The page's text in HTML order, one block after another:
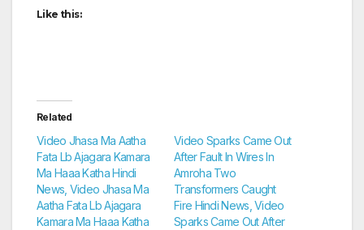
Like this:
Related
Video Jhasa Ma Aatha
Fata Lb Ajagara Kamara
Ma Haaa Katha Hindi
News, Video Jhasa Ma
Aatha Fata Lb Ajagara
Kamara Ma Haaa Katha
Video Sparks Came Out
After Fault In Wires In
Amroha Two
Transformers Caught
Fire Hindi News, Video
Sparks Came Out After